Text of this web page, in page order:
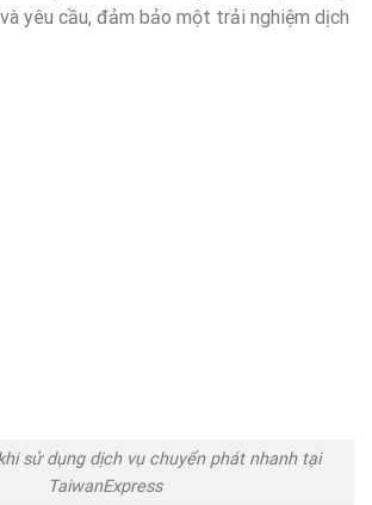
yêu cầu, đảm bảo một trải nghiệm dịch
sử dụng dịch vụ chuyển phát nhanh tại
TaiwanExpress